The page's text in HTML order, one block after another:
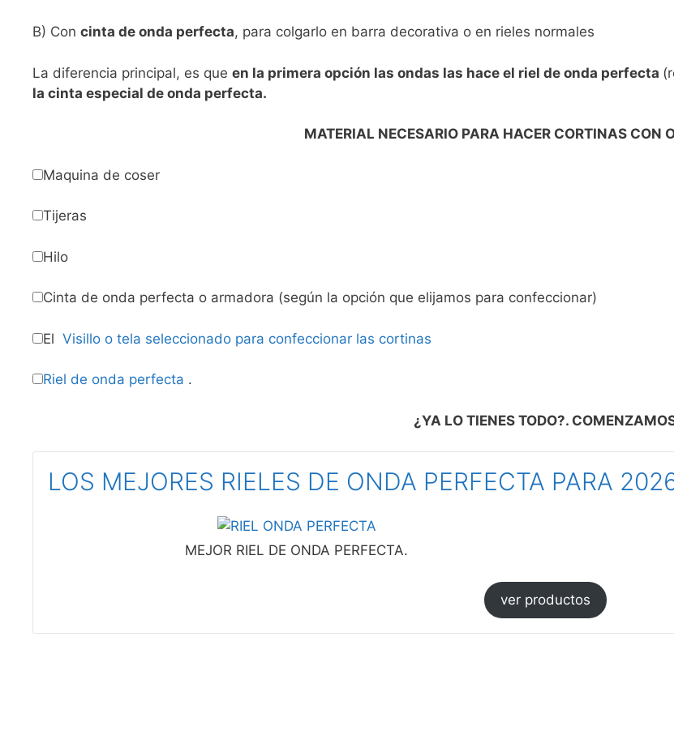
B) Con cinta de onda perfecta, para colgarlo en barra decorativa o en rieles normales
La diferencia principal, es que en la primera opción las ondas las hace el riel de onda perfecta
la cinta especial de onda perfecta.
MATERIAL NECESARIO PARA HACER CORTINAS CON
Maquina de coser
Tijeras
Hilo
Cinta de onda perfecta o armadora (según la opción que elijamos para confeccionar)
El Visillo o tela seleccionado para confeccionar las cortinas
Riel de onda perfecta .
¿YA LO TIENES TODO?.
LOS MEJORES RIELES DE ONDA PERFECTA PARA
MEJOR RIEL DE ONDA PERFECTA.
ver productos